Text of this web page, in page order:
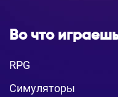
Во что
RPG
Симуляторы